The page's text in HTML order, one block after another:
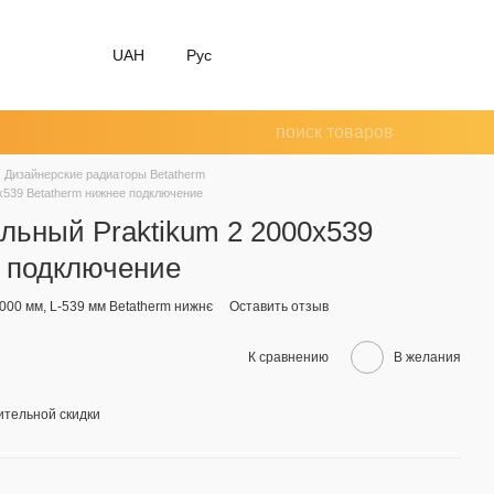
UAH Рус
Дизайнерские радиаторы Betatherm
Betatherm нижнее подключение
Praktikum 2 2000x539
мм, L-539 мм Betatherm нижнє Оставить отзыв
К сравнению В желания
скидки